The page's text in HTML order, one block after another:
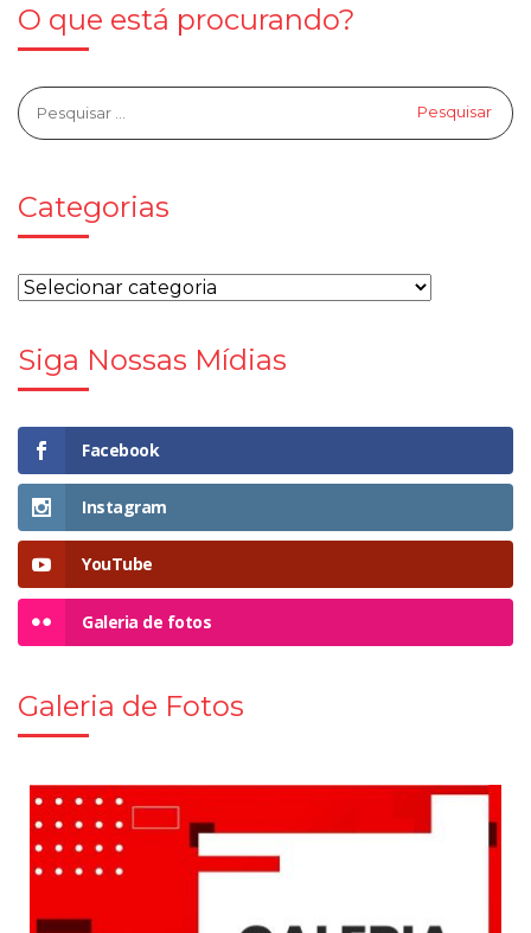
O que está procurando?
Categorias
Siga Nossas Mídias
Facebook
Instagram
YouTube
Galeria de fotos
Galeria de Fotos